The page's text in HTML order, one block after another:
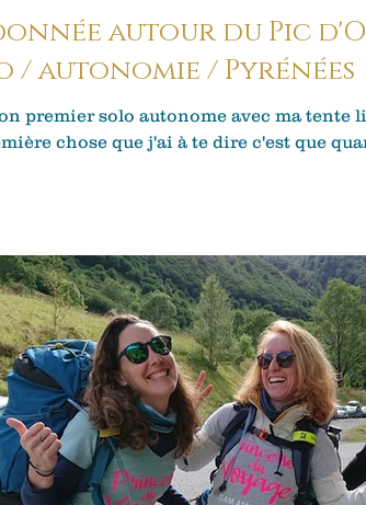
autour du Pic d'Ossau 3 Jours /
/ autonomie / Pyrénées
premier solo autonome avec ma tente
chose que j'ai à te dire c'est que